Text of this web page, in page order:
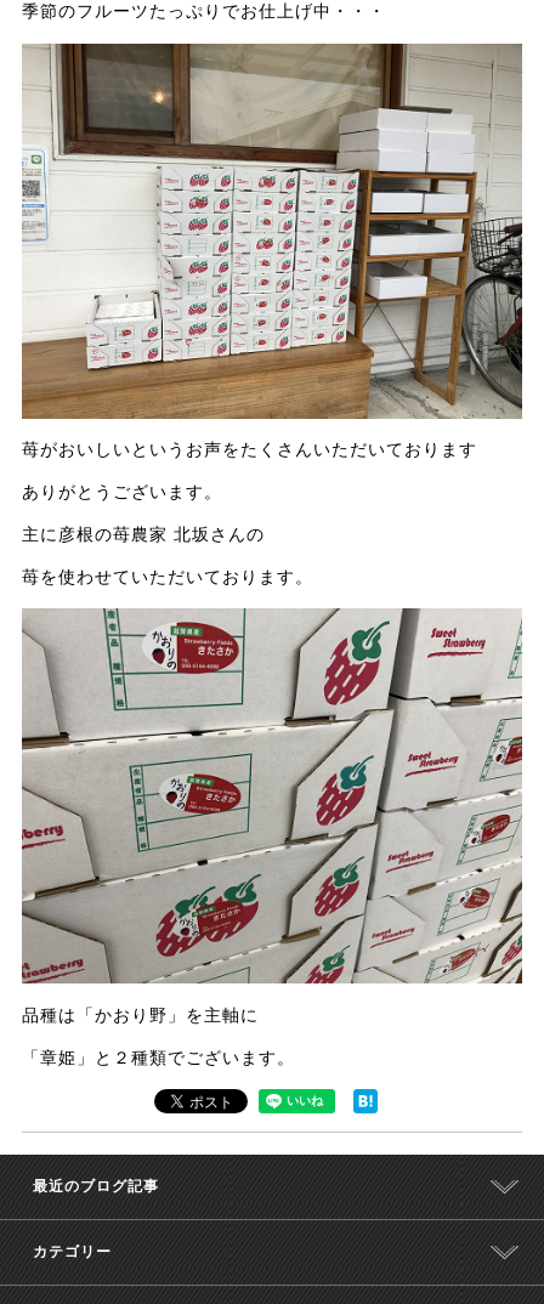
季節のフルーツたっぷりでお仕上げ中・・・
苺がおいしいというお声をたくさんいただいております
ありがとうございます。
主に彦根の苺農家 北坂さんの
苺を使わせていただいております。
品種は「かおり野」を主軸に
「章姫」と２種類でございます。
最近のブログ記事
カテゴリー